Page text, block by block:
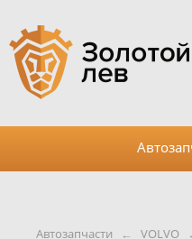
Автозапчасти ← VOLVO